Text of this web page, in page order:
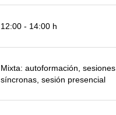
12:00 - 14:00 h
Mixta: autoformación, sesiones
síncronas, sesión presencial